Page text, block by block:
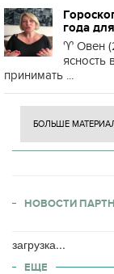
года
♈️ Овен
ясность
принимать ...
БОЛЬШЕ
НОВОСТИ
загрузка...
ЕЩЕ